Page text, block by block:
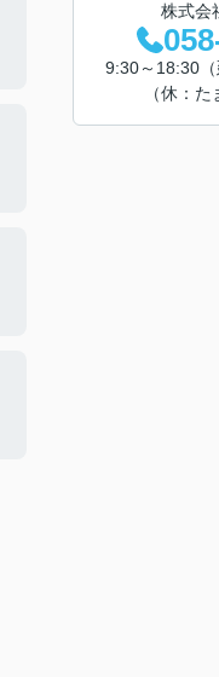
株式会
9:30～18:30
（休：